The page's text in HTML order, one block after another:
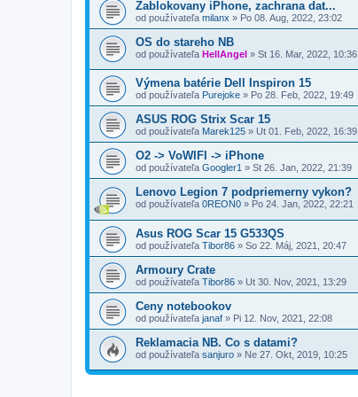
Zablokovany iPhone, zachrana dat...
od používateľa milanx » Po 08. Aug, 2022, 23:02
OS do stareho NB
od používateľa HellAngel » St 16. Mar, 2022, 10:36
Výmena batérie Dell Inspiron 15
od používateľa Purejoke » Po 28. Feb, 2022, 19:49
ASUS ROG Strix Scar 15
od používateľa Marek125 » Ut 01. Feb, 2022, 16:39
O2 -> VoWIFI -> iPhone
od používateľa Googler1 » St 26. Jan, 2022, 21:39
Lenovo Legion 7 podpriemerny vykon?
od používateľa 0REON0 » Po 24. Jan, 2022, 22:21
Asus ROG Scar 15 G533QS
od používateľa Tibor86 » So 22. Máj, 2021, 20:47
Armoury Crate
od používateľa Tibor86 » Ut 30. Nov, 2021, 13:29
Ceny notebookov
od používateľa janaf » Pi 12. Nov, 2021, 22:08
Reklamacia NB. Co s datami?
od používateľa sanjuro » Ne 27. Okt, 2019, 10:25